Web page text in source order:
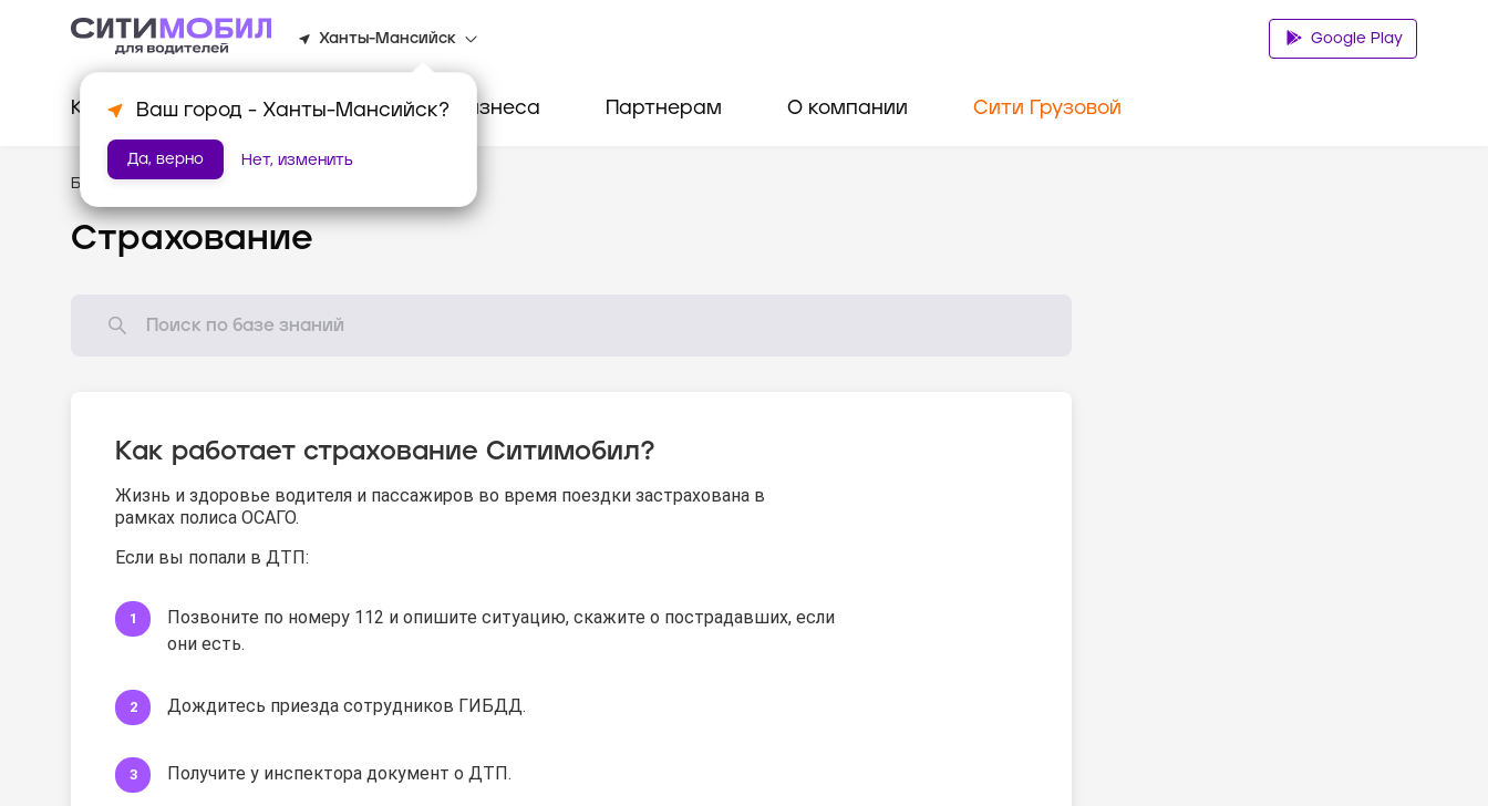
Ханты-Мансийск
Ваш город - Ханты-Мансийск?
Да, верно Нет, изменить
Google Play
Клиентам Водителям Для бизнеса Партнерам О компании Сити Грузовой
База знаний /Помощь
Страхование
Как работает страхование Ситимобил?
Жизнь и здоровье водителя и пассажиров во время поездки застрахована в
рамках полиса ОСАГО.
Если вы попали в ДТП:
Позвоните по номеру 112 и опишите ситуацию, скажите о пострадавших, если
они есть.
Дождитесь приезда сотрудников ГИБДД.
Получите у инспектора документ о ДТП.